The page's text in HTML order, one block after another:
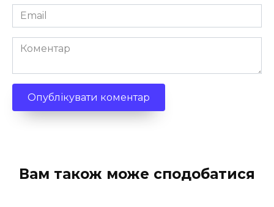
Email
*
Коментар
Вам також може сподобатися